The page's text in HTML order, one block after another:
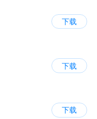
下载
下载
下载